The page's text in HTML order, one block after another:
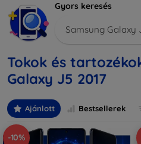
Gyors keresés
Samsung Galaxy
Tokok és
Galaxy J5 2017
Ajánlott Bestsellerek
-10%